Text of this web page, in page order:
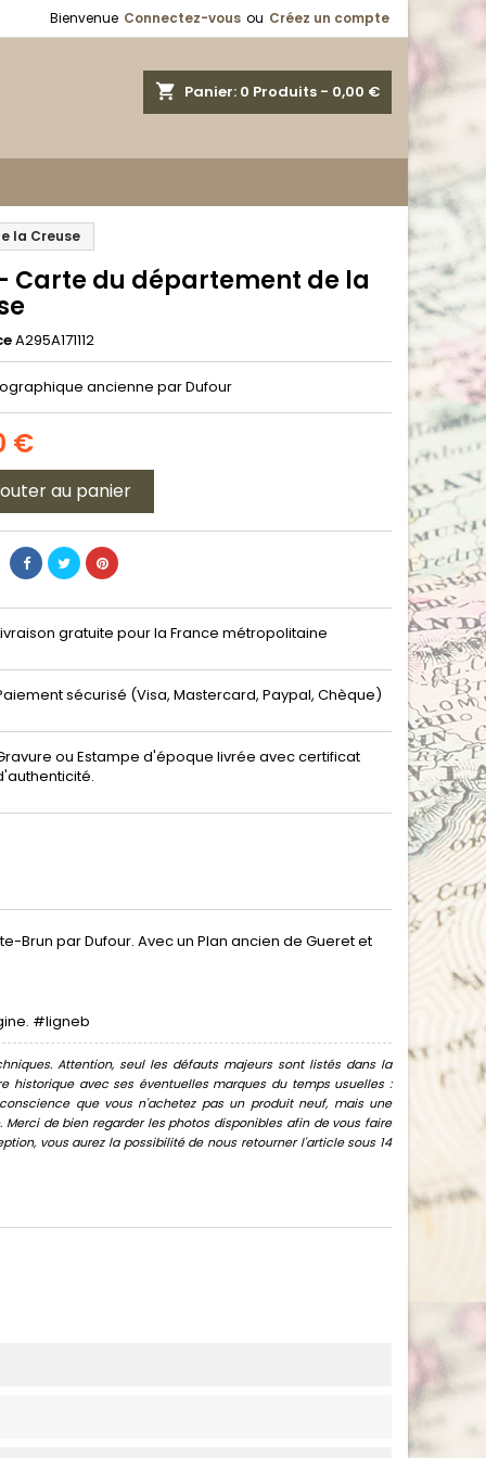
Bienvenue Connectez-vous ou Créez un compte
shopping_cart Panier: 0 Produits - 0,00 €
la Creuse
Carte du département de la
A295A171112
ancienne par Dufour
€
au panier
gratuite pour la France métropolitaine
sécurisé (Visa, Mastercard, Paypal, Chèque)
ou Estampe d'époque livrée avec certificat
Brun par Dufour. Avec un Plan ancien de Gueret et
#ligneb
Attention, seul les défauts majeurs sont listés dans la
avec ses éventuelles marques du temps usuelles :
que vous n'achetez pas un produit neuf, mais une
de bien regarder les photos disponibles afin de vous faire
vous aurez la possibilité de nous retourner l'article sous 14